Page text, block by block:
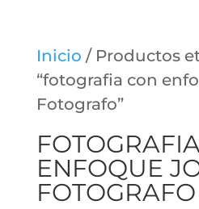
Inicio / Productos
“fotografia con
Fotografo”
ENFOQUE
FOTOGRAFO